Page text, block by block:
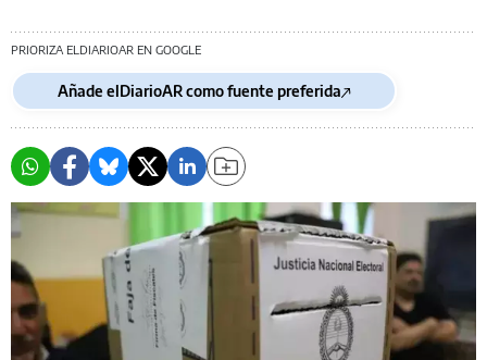
PRIORIZA ELDIARIOAR EN GOOGLE
Añade elDiarioAR como fuente preferida